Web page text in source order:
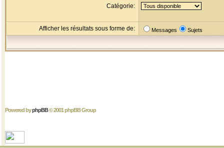
Catégorie:
Afficher les résultats sous forme de: Messages Sujets
Powered byphpBB© 2001 phpBB Group